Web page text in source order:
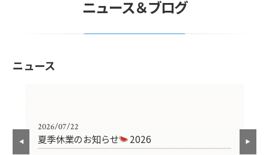
ニュース＆ブログ
ニュース
2026/07/22
夏季休業のお知らせ 2026